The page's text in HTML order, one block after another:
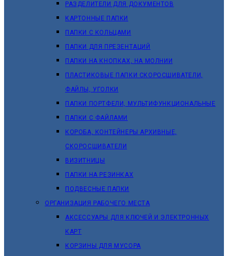
РАЗДЕЛИТЕЛИ ДЛЯ ДОКУМЕНТОВ
КАРТОННЫЕ ПАПКИ
ПАПКИ С КОЛЬЦАМИ
ПАПКИ ДЛЯ ПРЕЗЕНТАЦИЙ
ПАПКИ НА КНОПКАХ, НА МОЛНИИ
ПЛАСТИКОВЫЕ ПАПКИ СКОРОСШИВАТЕЛИ,
ФАЙЛЫ, УГОЛКИ
ПАПКИ ПОРТФЕЛИ, МУЛЬТИФУНКЦИОНАЛЬНЫЕ
ПАПКИ С ФАЙЛАМИ
КОРОБА, КОНТЕЙНЕРЫ АРХИВНЫЕ,
СКОРОСШИВАТЕЛИ
ВИЗИТНИЦЫ
ПАПКИ НА РЕЗИНКАХ
ПОДВЕСНЫЕ ПАПКИ
ОРГАНИЗАЦИЯ РАБОЧЕГО МЕСТА
АКСЕССУАРЫ ДЛЯ КЛЮЧЕЙ И ЭЛЕКТРОННЫХ
КАРТ
КОРЗИНЫ ДЛЯ МУСОРА